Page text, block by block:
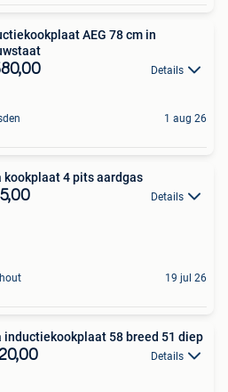
AEG 78 cm in
Details
1 aug 26
kookplaat 4 pits aardgas
Details
19 jul 26
inductiekookplaat 58 breed 51 diep
Details